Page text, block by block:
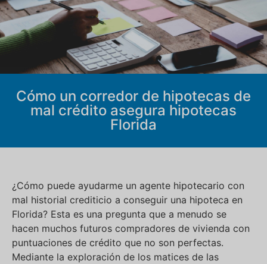
Cómo un corredor de hipotecas de
mal crédito asegura hipotecas
Florida
¿Cómo puede ayudarme un agente hipotecario con
mal historial crediticio a conseguir una hipoteca en
Florida? Esta es una pregunta que a menudo se
hacen muchos futuros compradores de vivienda con
puntuaciones de crédito que no son perfectas.
Mediante la exploración de los matices de las